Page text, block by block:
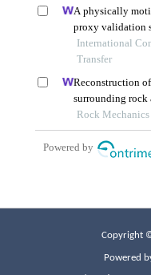
Copyright
Powered